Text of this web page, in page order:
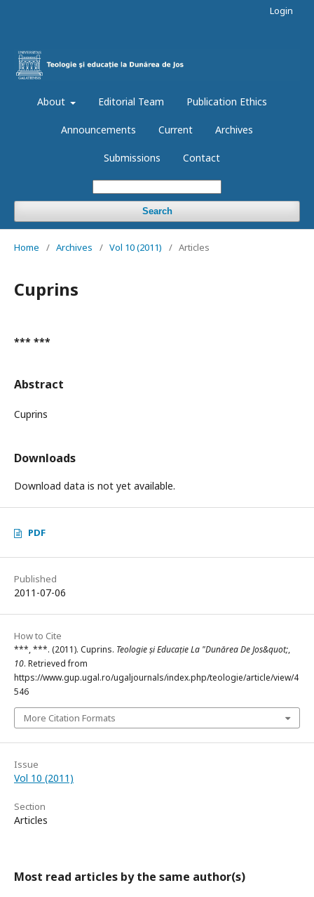
About Editorial Team Publication Ethics
Announcements Current Archives
Submissions Contact
Search
Login
Home / Archives / Vol 10 (2011) / Articles
Cuprins
*** ***
Abstract
Cuprins
Downloads
Download data is not yet available.
PDF
Published
2011-07-06
How to Cite
***, ***. (2011). Cuprins. Teologie și Educație La "Dunărea De Jos&quot;,
10. Retrieved from
https://www.gup.ugal.ro/ugaljournals/index.php/teologie/article/view/4
546
More Citation Formats
Issue
Vol 10 (2011)
Section
Articles
Most read articles by the same author(s)